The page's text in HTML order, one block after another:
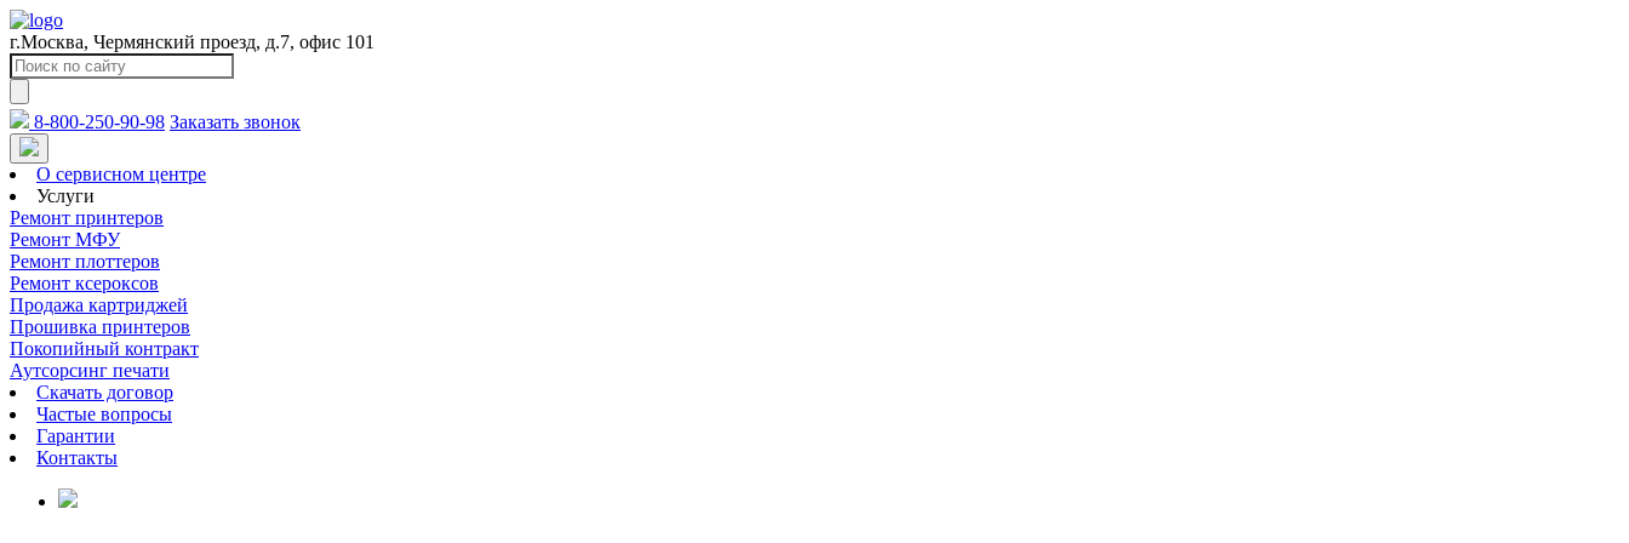
г.Москва, Чермянский проезд, д.7, офис 101
8-800-250-90-98 Заказать звонок
О сервисном центре
Услуги
Ремонт принтеров
Ремонт МФУ
Ремонт плоттеров
Ремонт ксероксов
Продажа картриджей
Прошивка принтеров
Покопийный контракт
Аутсорсинг печати
Скачать договор
Частые вопросы
Гарантии
Контакты